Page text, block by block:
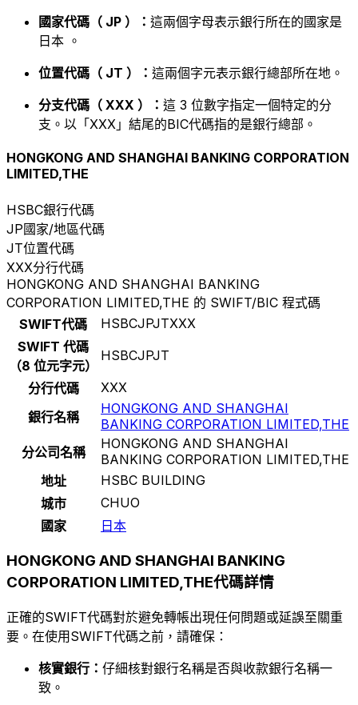
國家代碼（ JP ）： 這兩個字母表示銀行所在的國家是
日本 。
位置代碼（ JT ）： 這兩個字元表示銀行總部所在地。
分支代碼（ XXX ）： 這 3 位數字指定一個特定的分
支。以「XXX」結尾的BIC代碼指的是銀行總部。
HONGKONG AND SHANGHAI BANKING CORPORATION
LIMITED,THE
HSBC銀行代碼
JP國家/地區代碼
JT位置代碼
XXX分行代碼
HONGKONG AND SHANGHAI BANKING
CORPORATION LIMITED,THE 的 SWIFT/BIC 程式碼
SWIFT代碼
HSBCJPJTXXX
SWIFT 代碼
（8 位元字元）
HSBCJPJT
分行代碼
XXX
銀行名稱
HONGKONG AND SHANGHAI
BANKING CORPORATION LIMITED,THE
分公司名稱
HONGKONG AND SHANGHAI
BANKING CORPORATION LIMITED,THE
地址
HSBC BUILDING
城市
CHUO
國家
日本
HONGKONG AND SHANGHAI BANKING
CORPORATION LIMITED,THE代碼詳情
正確的SWIFT代碼對於避免轉帳出現任何問題或延誤至關重
要。在使用SWIFT代碼之前，請確保：
核實銀行： 仔細核對銀行名稱是否與收款銀行名稱一
致。